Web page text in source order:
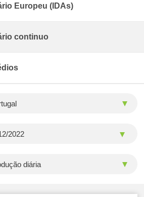
Europeu (IDAs)
continuo